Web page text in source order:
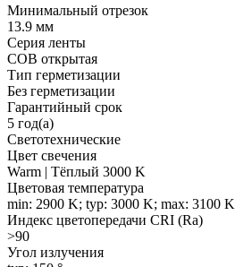
Минимальный отрезок
13.9 мм
Серия ленты
COB открытая
Тип герметизации
Без герметизации
Гарантийный срок
5 год(а)
Светотехнические
Цвет свечения
Warm | Тёплый 3000 K
Цветовая температура
min: 2900 K; typ: 3000 K; max: 3100 K
Индекс цветопередачи CRI (Ra)
>90
Угол излучения